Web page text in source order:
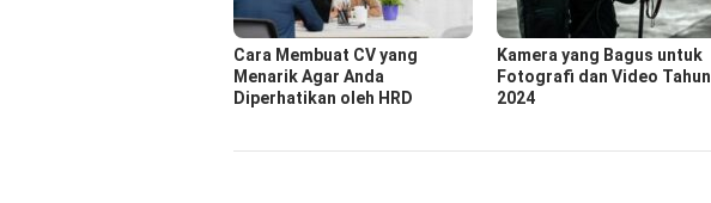
Cara Membuat CV yang
Menarik Agar Anda
Diperhatikan oleh HRD
Kamera yang Bagus untuk
Fotografi dan Video Tahun
2024